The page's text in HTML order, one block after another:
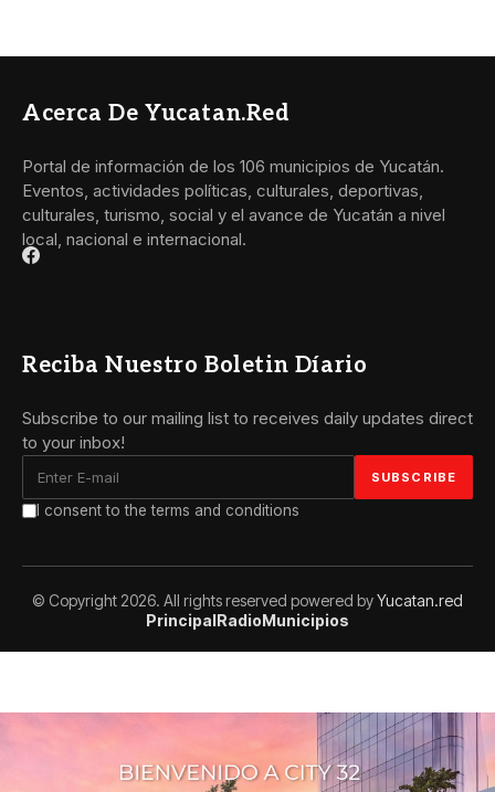
Acerca De Yucatan.red
Portal de información de los 106 municipios de Yucatán.
Eventos, actividades políticas, culturales, deportivas,
culturales, turismo, social y el avance de Yucatán a nivel
local, nacional e internacional.
Reciba Nuestro Boletin Díario
Subscribe to our mailing list to receives daily updates direct
to your inbox!
I consent to the terms and conditions
© Copyright 2026. All rights reserved powered byYucatan.red
PrincipalRadioMunicipios